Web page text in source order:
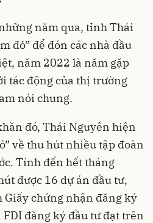
năm qua, tỉnh Thái
đỏ” để đón các nhà đầu
năm 2022 là năm gặp
tác động của thị trường
nói chung.
đó, Thái Nguyên hiện
về thu hút nhiều tập đoàn
Tính đến hết tháng
được 16 dự án đầu tư,
chứng nhận đăng ký
đăng ký đầu tư đạt trên